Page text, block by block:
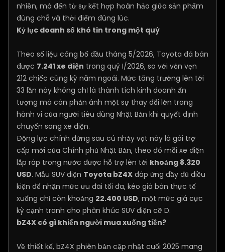
nhiên, mà đến từ sự kết hợp hoàn hảo giữa sản phẩm
đúng chỗ và thời điểm đúng lúc.
Kỷ lục doanh số khó tin trong một quý
Theo số liệu công bố đầu tháng 5/2026, Toyota đã bán
được 7.241 xe điện trong quý I/2026, so với vỏn vẹn
212 chiếc cùng kỳ năm ngoái. Mức tăng trưởng lên tới
33 lần này không chỉ là thành tích kinh doanh ấn
tượng mà còn phản ánh một sự thay đổi lớn trong
hành vi của người tiêu dùng Nhật Bản khi quyết định
chuyển sang xe điện.
Động lực chính đứng sau cú nhảy vọt này là gói trợ
cấp mới của Chính phủ Nhật Bản, theo đó mỗi xe điện
lắp ráp trong nước được hỗ trợ lên tới khoảng 8.320
USD. Mẫu SUV điện Toyota bZ4X đáp ứng đầy đủ điều
kiện để nhận mức ưu đãi tối đa, kéo giá bán thực tế
xuống chỉ còn khoảng 22.400 USD, một mức giá cực
kỳ cạnh tranh cho phân khúc SUV điện cỡ D.
bZ4X có gì khiến người mua xuống tiền?
Về thiết kế, bZ4X phiên bản cập nhật cuối 2025 mang